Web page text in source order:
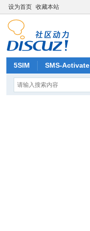
设为首页 收藏本站
5SIM SMS-Activate